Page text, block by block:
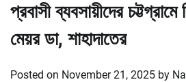
প্রবাসী ব্যবসায়ীদের
মেয়র ডা, শাহাদাতের
Posted on November 21, 2025 by